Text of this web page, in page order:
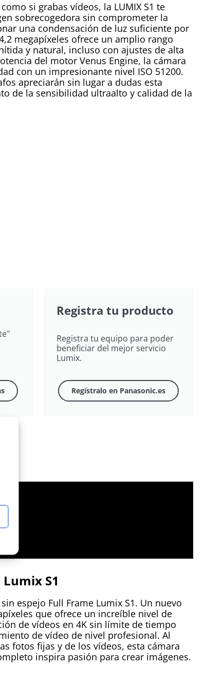
si grabas vídeos, la LUMIX S1 te
sobrecogedora sin comprometer la
una condensación de luz suficiente por
megapíxeles ofrece un amplio rango
y natural, incluso con ajustes de alta
del motor Venus Engine, la cámara
con un impresionante nivel ISO 51200.
apreciarán sin lugar a dudas esta
de la sensibilidad ultraalto y calidad de la
Registra tu producto
Registra tu equipo para poder
beneficiar del mejor servicio
Lumix.
Regístralo en Panasonic.es
S1
espejo Full Frame Lumix S1. Un nuevo
que ofrece un increíble nivel de
de vídeos en 4K sin límite de tiempo
de vídeo de nivel profesional. Al
fotos fijas y de los vídeos, esta cámara
inspira pasión para crear imágenes.